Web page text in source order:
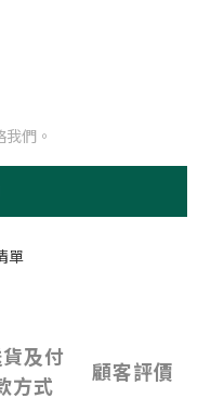
們。
單
及付
方式
顧客評價